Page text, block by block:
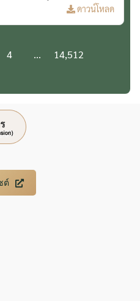
ดาวน์โหลด
4 ... 14,512
ต์